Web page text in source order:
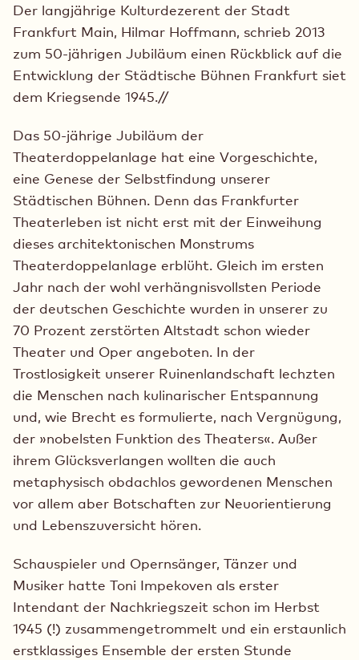
Der langjährige Kulturdezerent der Stadt
Frankfurt Main, Hilmar Hoffmann, schrieb 2013
zum 50-jährigen Jubiläum einen Rückblick auf die
Entwicklung der Städtische Bühnen Frankfurt siet
dem Kriegsende 1945.//
Das 50-jährige Jubiläum der
Theaterdoppelanlage hat eine Vorgeschichte,
eine Genese der Selbstfindung unserer
Städtischen Bühnen. Denn das Frankfurter
Theaterleben ist nicht erst mit der Einweihung
dieses architektonischen Monstrums
Theaterdoppelanlage erblüht. Gleich im ersten
Jahr nach der wohl verhängnisvollsten Periode
der deutschen Geschichte wurden in unserer zu
70 Prozent zerstörten Altstadt schon wieder
Theater und Oper angeboten. In der
Trostlosigkeit unserer Ruinenlandschaft lechzten
die Menschen nach kulinarischer Entspannung
und, wie Brecht es formulierte, nach Vergnügung,
der »nobelsten Funktion des Theaters«. Außer
ihrem Glücksverlangen wollten die auch
metaphysisch obdachlos gewordenen Menschen
vor allem aber Botschaften zur Neuorientierung
und Lebenszuversicht hören.
Schauspieler und Opernsänger, Tänzer und
Musiker hatte Toni Impekoven als erster
Intendant der Nachkriegszeit schon im Herbst
1945 (!) zusammengetrommelt und ein erstaunlich
erstklassiges Ensemble der ersten Stunde